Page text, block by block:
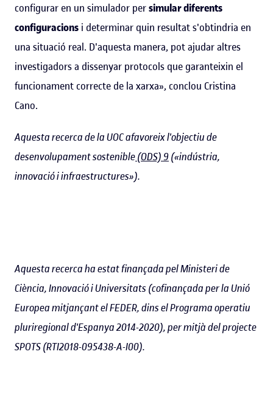
configurar en un simulador persimular diferents
configuracions i determinar quin resultat s'obtindria en
una situació real. D'aquesta manera, pot ajudar altres
investigadors a dissenyar protocols que garanteixin el
funcionament correcte de la xarxa», conclou Cristina
Cano.
Aquesta recerca de la UOC afavoreix l'objectiu de
desenvolupament sostenible(ODS) 9(«indústria,
innovació i infraestructures»).
Aquesta recerca ha estat finançada pel Ministeri de
Ciència, Innovació i Universitats (cofinançada per la Unió
Europea mitjançant el FEDER, dins el Programa operatiu
pluriregional d'Espanya 2014-2020), per mitjà del projecte
SPOTS (RTI2018-095438-A-I00).